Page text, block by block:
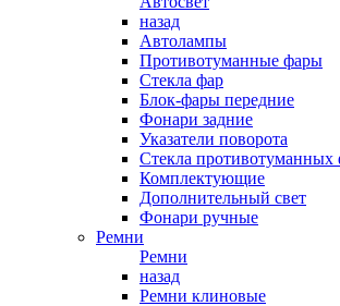
назад
Автолампы
Противотуманные фары
Стекла фар
Блок-фары передние
Фонари задние
Указатели поворота
Стекла противотуманных
Комплектующие
Дополнительный свет
Фонари ручные
Ремни
Ремни
назад
Ремни клиновые